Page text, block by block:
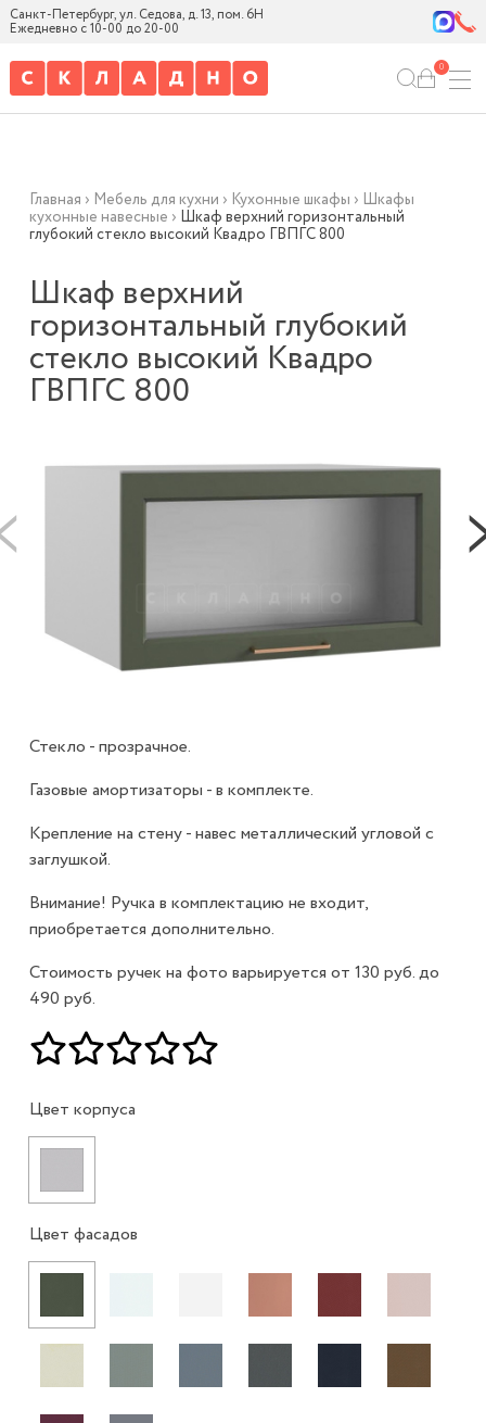
Санкт-Петербург, ул. Седова, д. 13, пом. 6Н
Ежедневно с 10-00 до 20-00
0
Главная › Мебель для кухни › Кухонные шкафы › Шкафы
кухонные навесные › Шкаф верхний горизонтальный
глубокий стекло высокий Квадро ГВПГС 800
Шкаф верхний
горизонтальный глубокий
стекло высокий Квадро
ГВПГС 800
Стекло - прозрачное.
Газовые амортизаторы - в комплекте.
Крепление на стену - навес металлический угловой с
заглушкой.
Внимание! Ручка в комплектацию не входит,
приобретается дополнительно.
Стоимость ручек на фото варьируется от 130 руб. до
490 руб.
Цвет корпуса
Цвет фасадов